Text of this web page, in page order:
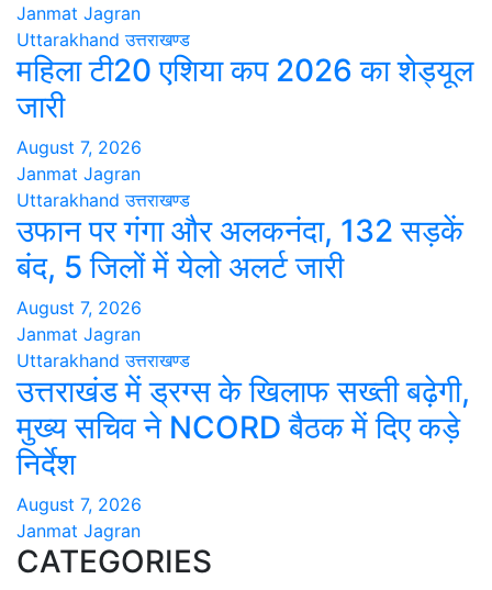
Janmat Jagran
Uttarakhand उत्तराखण्ड
महिला टी20 एशिया कप 2026 का शेड्यूल
जारी
August 7, 2026
Janmat Jagran
Uttarakhand उत्तराखण्ड
उफान पर गंगा और अलकनंदा, 132 सड़कें
बंद, 5 जिलों में येलो अलर्ट जारी
August 7, 2026
Janmat Jagran
Uttarakhand उत्तराखण्ड
उत्तराखंड में ड्रग्स के खिलाफ सख्ती बढ़ेगी,
मुख्य सचिव ने NCORD बैठक में दिए कड़े
निर्देश
August 7, 2026
Janmat Jagran
CATEGORIES